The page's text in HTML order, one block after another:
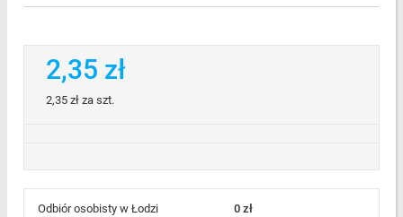
2,35 zł
2,35 złza szt.
Odbiór osobisty w Łodzi
0 zł